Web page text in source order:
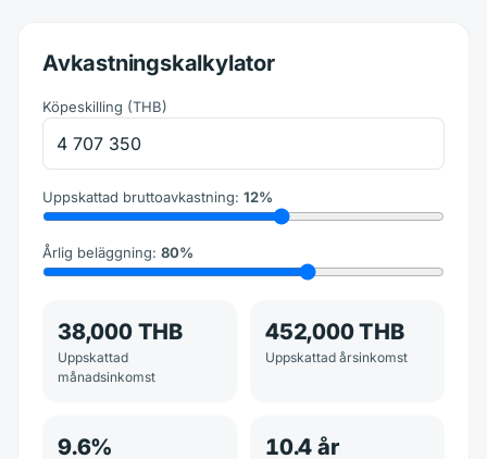
Avkastningskalkylator
Köpeskilling (THB)
Uppskattad bruttoavkastning: 12%
Årlig beläggning: 80%
38,000 THB
Uppskattad
månadsinkomst
452,000 THB
Uppskattad årsinkomst
9.6% 10.4 år